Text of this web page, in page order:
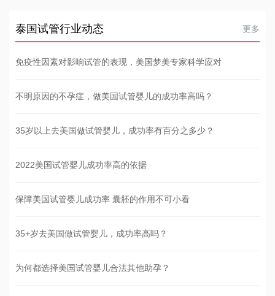
泰国试管行业动态 更多
免疫性因素对影响试管的表现，美国梦美专家科学应对
不明原因的不孕症，做美国试管婴儿的成功率高吗？
35岁以上去美国做试管婴儿，成功率有百分之多少？
2022美国试管婴儿成功率高的依据
保障美国试管婴儿成功率 囊胚的作用不可小看
35+岁去美国做试管婴儿，成功率高吗？
为何都选择美国试管婴儿合法其他助孕？